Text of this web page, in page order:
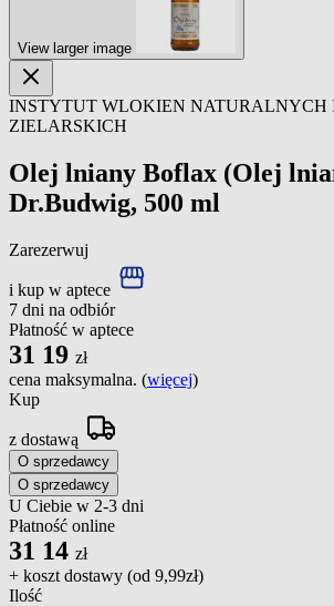
View larger image
INSTYTUT WLOKIEN NATURALNYCH
ZIELARSKICH
Olej lniany Boflax (Olej
Dr.Budwig, 500 ml
Zarezerwuj
i kup w aptece
7 dni na odbiór
Płatność w aptece
31 19 zł
cena maksymalna. (więcej)
Kup
z dostawą
O sprzedawcy
O sprzedawcy
U Ciebie w 2-3 dni
Płatność online
31 14 zł
+ koszt dostawy (od 9,99zł)
Ilość